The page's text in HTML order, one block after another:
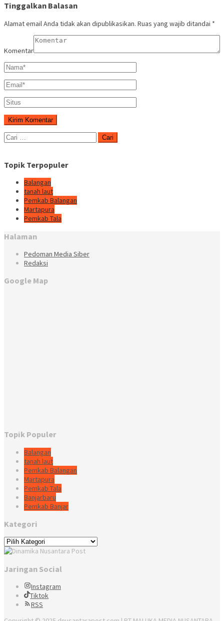
Tinggalkan Balasan
Alamat email Anda tidak akan dipublikasikan. Ruas yang wajib ditandai *
Komentar
Cari
untuk:
Topik Terpopuler
Balangan
tanah laut
Pemkab Balangan
Martapura
Pemkab Tala
Halaman
Pedoman Media Siber
Redaksi
Google Map
Topik Populer
Balangan
tanah laut
Pemkab Balangan
Martapura
Pemkab Tala
Banjarbaru
Pemkab Banjar
Kategori
Kategori
Jaringan Social
Instagram
Tiktok
RSS